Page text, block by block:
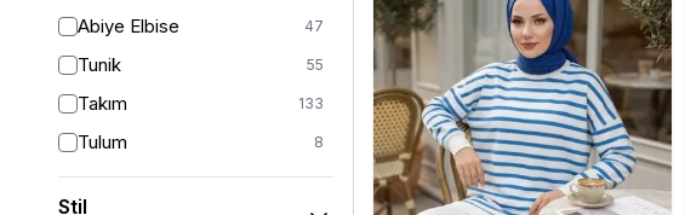
Abiye Elbise 47
Tunik 55
Takım 133
Tulum 8
Pantolon 148
Stil